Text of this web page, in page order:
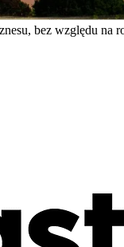
bez względu na